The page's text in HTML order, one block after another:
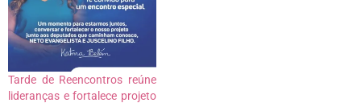
Tarde de Reencontros reúne
lideranças e fortalece projeto